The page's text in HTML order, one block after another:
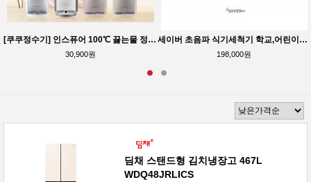
[쿠쿠정수기] 인스퓨어 100℃ 끓는물 정수기 최대12개월 반값행사중
30,900원
세이버 초음파 식기세척기 학교,어린이집,구내식당 전용[대용량]
198,000원
딤채 스탠드형 김치냉장고 467L
WDQ48JRLICS